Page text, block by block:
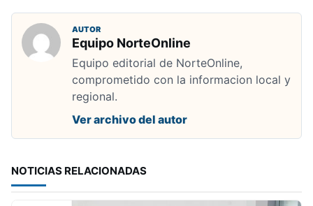
AUTOR
Equipo NorteOnline
Equipo editorial de NorteOnline,
comprometido con la informacion local y
regional.
Ver archivo del autor
NOTICIAS RELACIONADAS